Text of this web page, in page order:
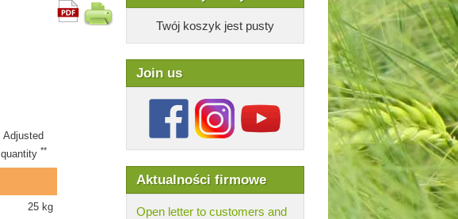
Twój koszyk jest pusty
Join us
Aktualności firmowe
Open letter to customers and
Adjusted
quantity **
25 kg